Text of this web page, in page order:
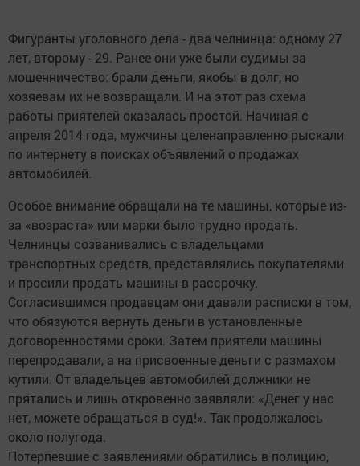
Фигуранты уголовного дела - два челнинца: одному 27
лет, второму - 29. Ранее они уже были судимы за
мошенничество: брали деньги, якобы в долг, но
хозяевам их не возвращали. И на этот раз схема
работы приятелей оказалась простой. Начиная с
апреля 2014 года, мужчины целенаправленно рыскали
по интернету в поисках объявлений о продажах
автомобилей.
Особое внимание обращали на те машины, которые из-
за «возраста» или марки было трудно продать.
Челнинцы созванивались с владельцами
транспортных средств, представлялись покупателями
и просили продать машины в рассрочку.
Согласившимся продавцам они давали расписки в том,
что обязуются вернуть деньги в установленные
договоренностями сроки. Затем приятели машины
перепродавали, а на присвоенные деньги с размахом
кутили. От владельцев автомобилей должники не
прятались и лишь откровенно заявляли: «Денег у нас
нет, можете обращаться в суд!». Так продолжалось
около полугода.
Потерпевшие с заявлениями обратились в полицию,